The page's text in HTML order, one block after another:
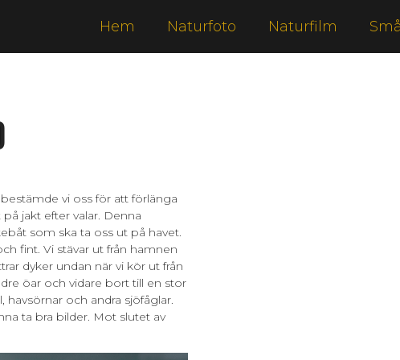
Hem Naturfoto Naturfilm
vi oss för att förlänga
jakt efter valar. Denna
som ska ta oss ut på havet.
fint. Vi stävar ut från hamnen
dyker undan när vi kör ut från
öar och vidare bort till en stor
havsörnar och andra sjöfåglar.
ta bra bilder. Mot slutet av